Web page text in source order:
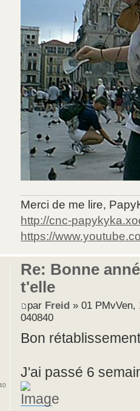
Merci de me lire,
http://cnc-
https://
Re: Bonne
t'elle
par Freid » 01 PMvVen,
040840
Bon
J'ai passé 6